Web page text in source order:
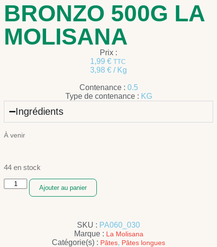
BRONZO 500G LA
MOLISANA
Prix :
1,99 € TTC
3,98 € / Kg
Contenance : 0.5
Type de contenance : KG
Ingrédients
À venir
44 en stock
Ajouter au panier
SKU : PA060_030
Marque : La Molisana
Catégorie(s) : Pâtes, Pâtes longues